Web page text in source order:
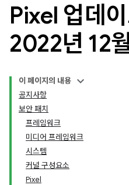
Pixel 업데
2022년 12
이 페이지의 내용
공지사항
보안 패치
프레임워크
미디어 프레임워크
시스템
커널 구성요소
Pixel